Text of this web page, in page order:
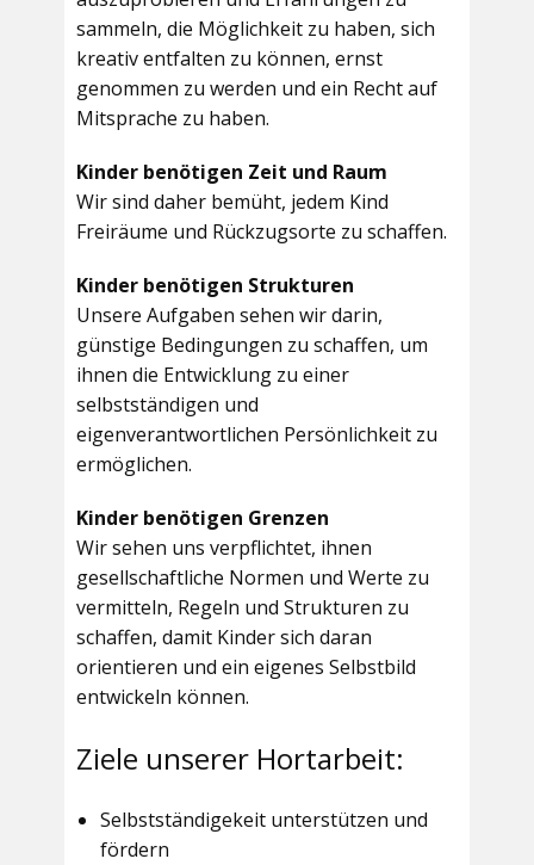
sammeln, die Möglichkeit zu haben, sich
kreativ entfalten zu können, ernst
genommen zu werden und ein Recht auf
Mitsprache zu haben.
Kinder benötigen Zeit und Raum
Wir sind daher bemüht, jedem Kind
Freiräume und Rückzugsorte zu schaffen.
Kinder benötigen Strukturen
Unsere Aufgaben sehen wir darin,
günstige Bedingungen zu schaffen, um
ihnen die Entwicklung zu einer
selbstständigen und
eigenverantwortlichen Persönlichkeit zu
ermöglichen.
Kinder benötigen Grenzen
Wir sehen uns verpflichtet, ihnen
gesellschaftliche Normen und Werte zu
vermitteln, Regeln und Strukturen zu
schaffen, damit Kinder sich daran
orientieren und ein eigenes Selbstbild
entwickeln können.
Ziele unserer Hortarbeit:
Selbstständigekeit unterstützen und
fördern